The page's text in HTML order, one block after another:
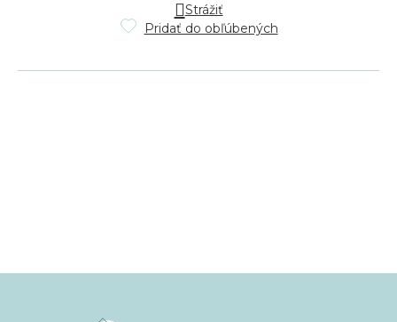
Strážiť
Pridať do obľúbených
á